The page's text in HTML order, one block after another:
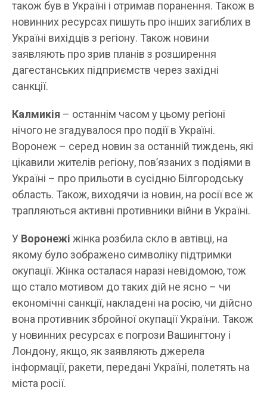
також був в Україні і отримав поранення. Також в
новинних ресурсах пишуть про інших загиблих в
Україні вихідців з регіону. Також новини
заявляють про зрив планів з розширення
дагестанських підприємств через західні
санкції.
Калмикія – останнім часом у цьому регіоні
нічого не згадувалося про події в Україні.
Воронеж – серед новин за останній тиждень, які
цікавили жителів регіону, пов’язаних з подіями в
Україні – про прильоти в сусідню Білгородську
область. Також, виходячи із новин, на росії все ж
трапляються активні противники війни в Україні.
У Воронежі жінка розбила скло в автівці, на
якому було зображено символіку підтримки
окупації. Жінка осталася наразі невідомою, тож
що стало мотивом до таких дій не ясно – чи
економічні санкції, накладені на росію, чи дійсно
вона противник збройної окупації України. Також
у новинних ресурсах є погрози Вашингтону і
Лондону, якщо, як заявляють джерела
інформації, ракети, передані Україні, полетять на
міста росії.